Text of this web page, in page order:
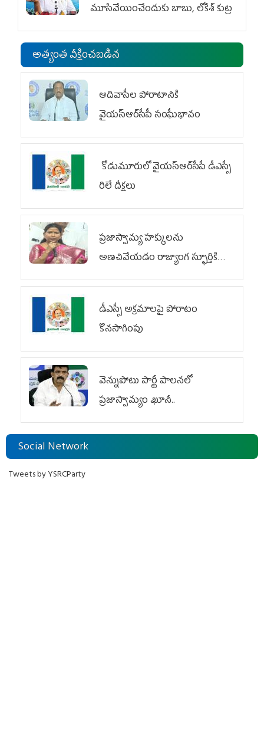
మూసివేయించేందుకు బాబు, లోకేశ్ కుట్ర
అత్యంత వీక్షించబడిన
ఆదివాసీల పోరాటానికి
వైయ‌స్ఆర్‌సీపీ సంఘీభావం
కోడుమూరులో వైయ‌స్ఆర్‌సీపీ డీఎస్సీ
రిలే దీక్షలు
ప్రజాస్వామ్య హక్కులను
అణచివేయడం రాజ్యాంగ స్ఫూర్తికి
విరుద్ధం
డీఎస్సీ అక్రమాలపై పోరాటం
కొనసాగింపు
వెన్నుపోటు పార్టీ పాలనలో
ప్రజాస్వామ్యం ఖూనీ..
Social Network
Tweets by YSRCParty